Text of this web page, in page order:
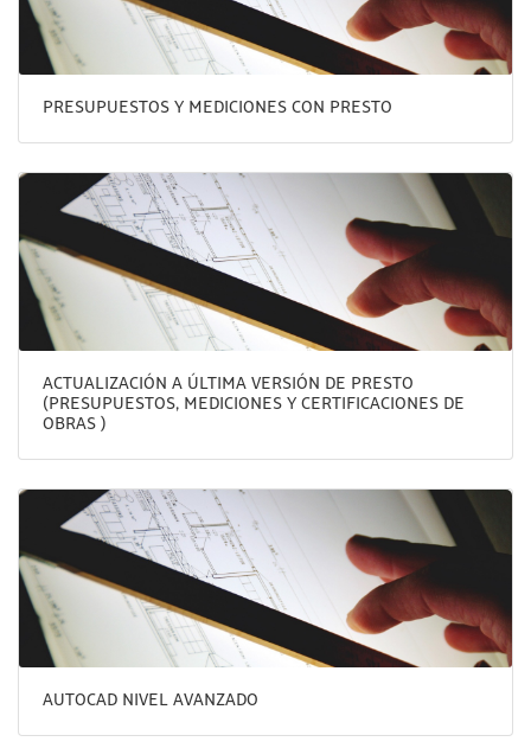
PRESUPUESTOS Y MEDICIONES CON PRESTO
ACTUALIZACIÓN A ÚLTIMA VERSIÓN DE PRESTO
(PRESUPUESTOS, MEDICIONES Y CERTIFICACIONES DE
OBRAS )
AUTOCAD NIVEL AVANZADO